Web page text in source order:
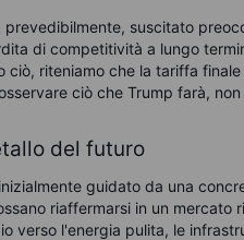
prevedibilmente, suscitato
di competitività a lungo
ciò, riteniamo che la tariffa
ciò che Trump farà,
del futuro
guidato da una
riaffermarsi in un
verso l'energia pulita, le